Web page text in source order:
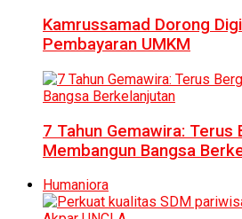
Kamrussamad Dorong
Pembayaran UMKM
7 Tahun Gemawira: Terus
Membangun Bangsa
Humaniora